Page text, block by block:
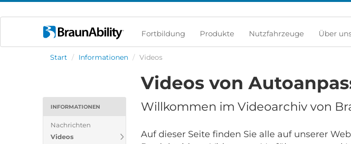
Fortbildung Produkte Nutzfahrzeuge Über
Start / Informationen / Videos
INFORMATIONEN
Nachrichten
Videos
Videos von
Willkommen im Videoarchiv von
Auf dieser Seite finden Sie alle auf unserer